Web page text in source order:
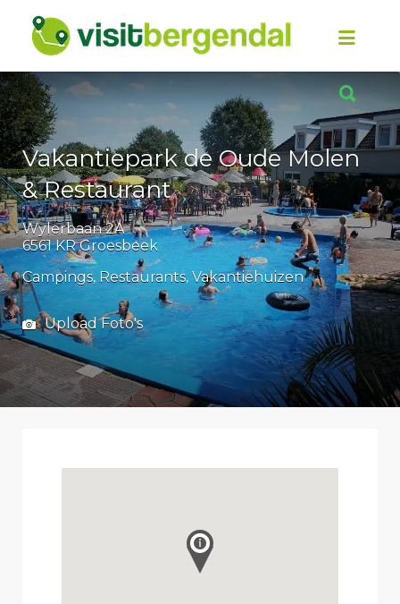
Zoek
naar:
Zoek
naar:
Vakantiepark de Oude Molen
& Restaurant
Wylerbaan 2A
6561 KR Groesbeek
Campings Restaurants Vakantiehuizen
Upload Foto's